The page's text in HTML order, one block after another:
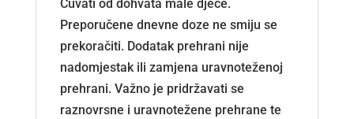
Čuvati od dohvata male djece.
Preporučene dnevne doze ne smiju se
prekoračiti. Dodatak prehrani nije
nadomjestak ili zamjena uravnoteženoj
prehrani. Važno je pridržavati se
raznovrsne i uravnotežene prehrane te